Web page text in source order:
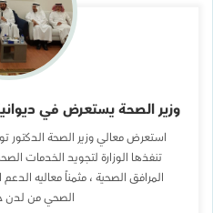
استعرض معالي وزير الصحة الدكتور
تنفذها الوزارة لتجويد الخدمات
المرافق الصحية ، مثمناً معاليه
الصحي من لدن